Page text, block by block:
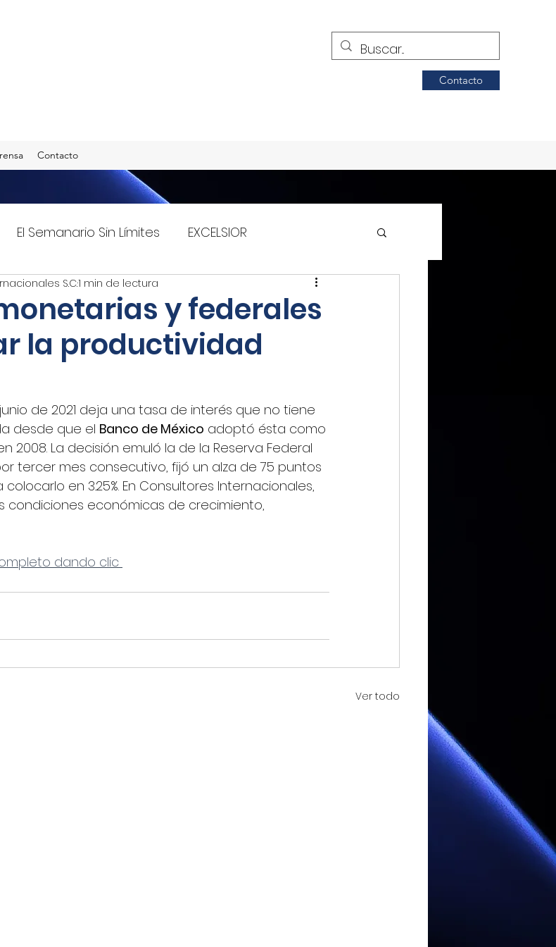
Contacto
Contacto
El Semanario Sin Límites EXCELSIOR
90.5 F.M. INFO TRANSPORTES Siglo de Torreón
CNN Español Nino Canún
CANACAR DINERO EN IMAGEN IMMX DIARIO
El Sol de Puebla EL FINANCIERO
Imagen closeup.mx Azteca Digital
11Noticias Lado B
y federales
la productividad
S.C.1 min de lectura
de 2021 deja una tasa de interés que no tiene
desde que el Banco de México adoptó ésta como
2008. La decisión emuló la de la Reserva Federal
tercer mes consecutivo, fijó un alza de 75 puntos
en 3.25%. En Consultores Internacionales,
condiciones económicas de crecimiento,
dando clic
Ver todo